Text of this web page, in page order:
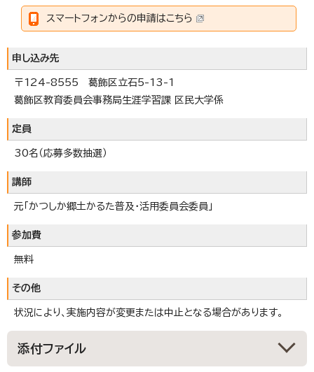
スマートフォンからの申請はこちら
申し込み先
〒124-8555 葛飾区立石5-13-1
葛飾区教育委員会事務局生涯学習課 区民大学係
定員
30名（応募多数抽選）
講師
元「かつしか郷土かるた普及・活用委員会委員」
参加費
無料
その他
状況により、実施内容が変更または中止となる場合があります。
添付ファイル